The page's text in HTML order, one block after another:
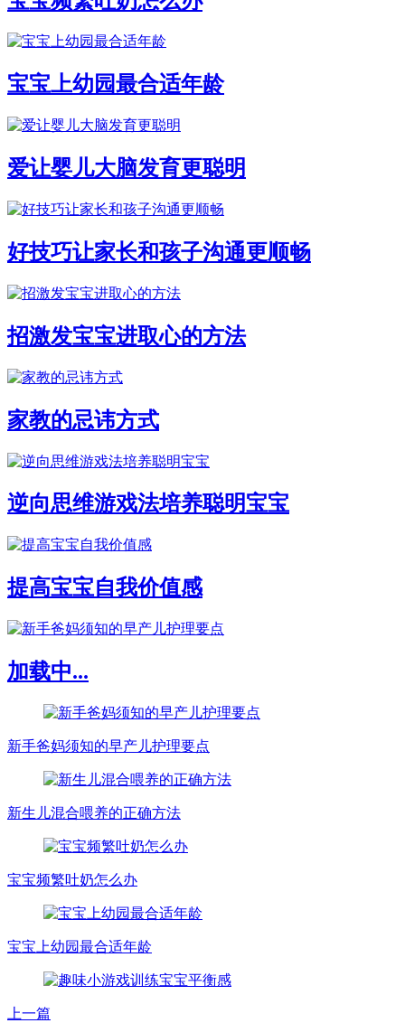
宝宝上幼园最合适年龄
爱让婴儿大脑发育更聪明
好技巧让家长和孩子沟通更顺畅
招激发宝宝进取心的方法
家教的忌讳方式
逆向思维游戏法培养聪明宝宝
提高宝宝自我价值感
加载中...
新手爸妈须知的早产儿护理要点
新生儿混合喂养的正确方法
宝宝频繁吐奶怎么办
宝宝上幼园最合适年龄
上一篇